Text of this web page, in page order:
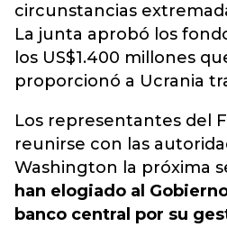
circunstancias
La junta aprobó los
los US$1.400 millones
proporcionó a Ucrania
Los representantes del
reunirse con las
Washington la próxima
han elogiado al
banco central por su